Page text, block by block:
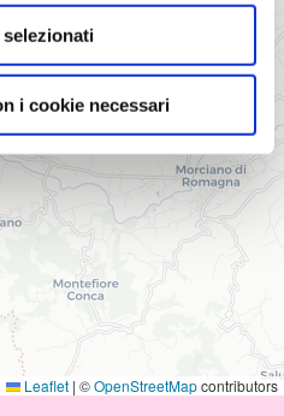
i cookie necessari
Leaflet | ©OpenStreetMapcontributors